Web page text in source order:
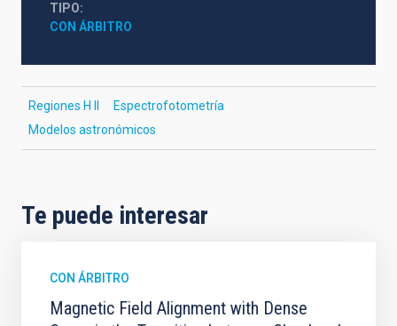
TIPO
CON ÁRBITRO
Regiones H II
Espectrofotometría
Modelos astronómicos
Te puede interesar
CON ÁRBITRO
Magnetic Field Alignment with Dense